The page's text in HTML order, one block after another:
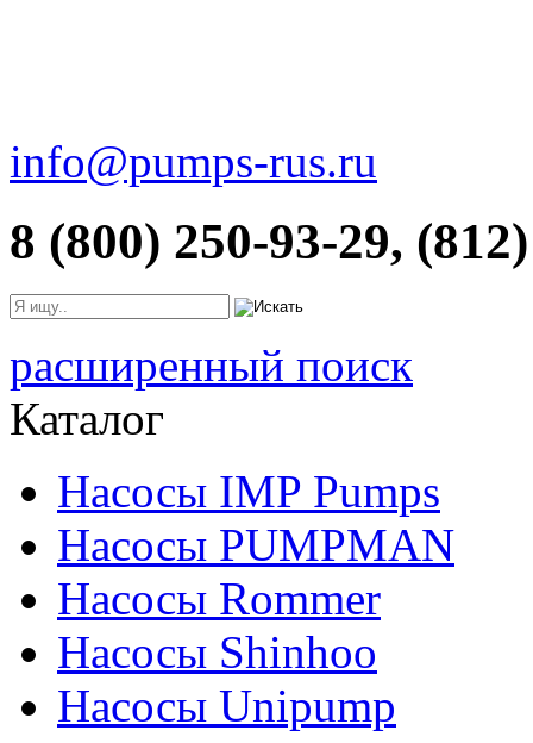
info@pumps-rus.ru
8 (800) 250-93-29,
расширенный поиск
Каталог
Насосы IMP Pumps
Насосы PUMPMAN
Насосы Rommer
Насосы Shinhoo
Насосы Unipump